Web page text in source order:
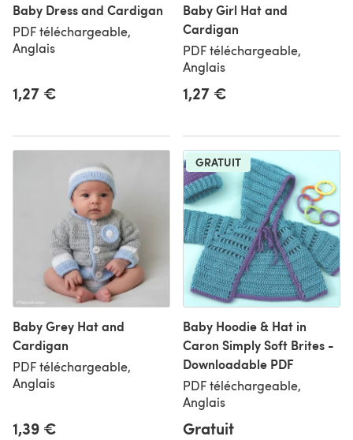
Baby Dress and Cardigan
PDF téléchargeable,
Anglais
1,27 €
Baby Girl Hat and
Cardigan
PDF téléchargeable,
Anglais
1,27 €
Baby Grey Hat and
Cardigan
PDF téléchargeable,
Anglais
1,39 €
GRATUIT
Baby Hoodie & Hat in
Caron Simply Soft Brites -
Downloadable PDF
PDF téléchargeable,
Anglais
Gratuit